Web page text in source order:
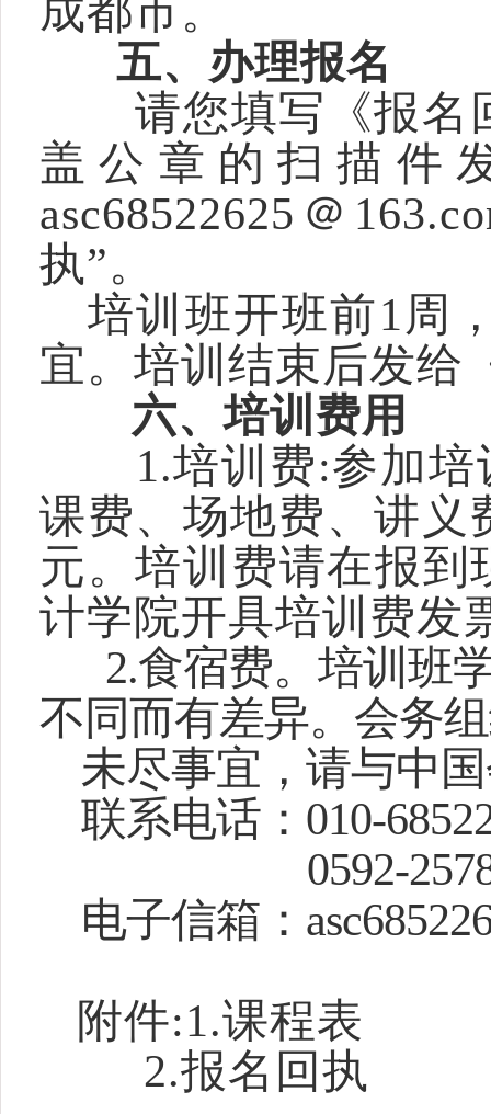
成都市。
五、办理报名
请您填写《报名回
盖公章的扫描件
asc68522625＠
执”。
培训班开班前1周
宜。培训结束后发给
六、培训费用
1.培训费:参加培
课费、场地费、讲义
元。培训费请在报到
计学院开具培训费发
2.食宿费。培训班
不同而有差异。会务
未尽事宜，请与中
联系电话：010-
0592-2578199
电子信箱：
附件:1.课程表
2.报名回执